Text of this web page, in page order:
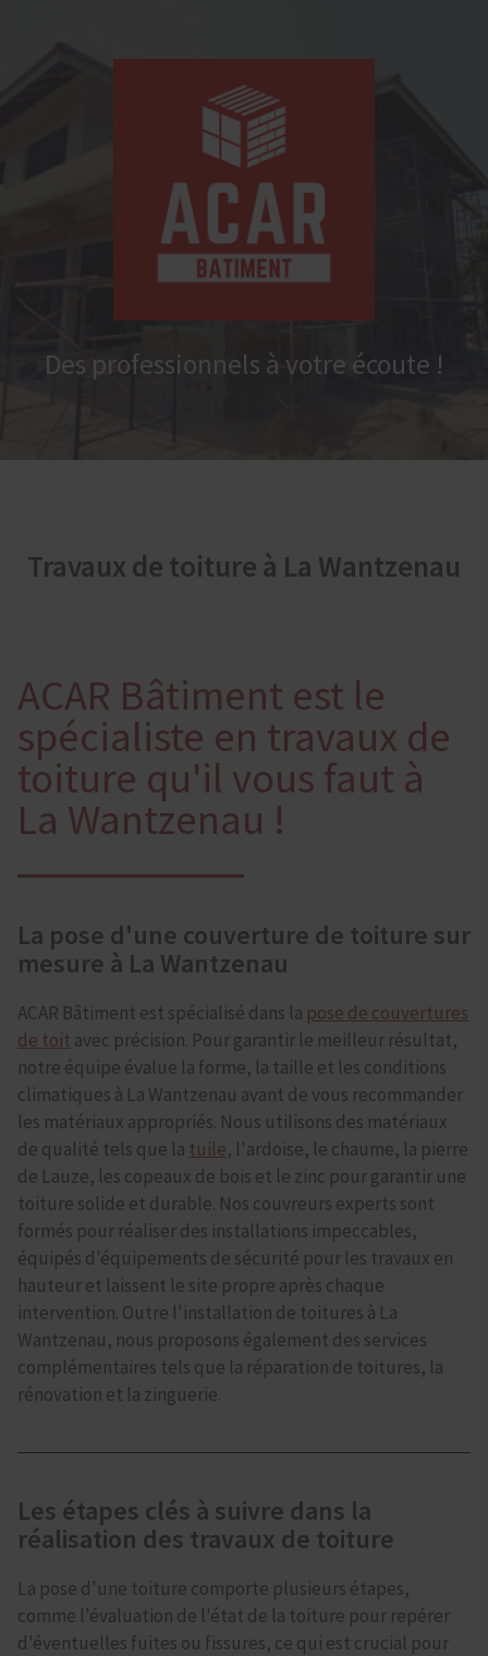
Des professionnels à votre écoute !
Travaux de toiture à La Wantzenau
ACAR Bâtiment est le
spécialiste en travaux de
toiture qu'il vous faut à
La Wantzenau !
La pose d'une couverture de toiture sur
mesure à La Wantzenau
ACAR Bâtiment est spécialisé dans la pose de couvertures
de toit avec précision. Pour garantir le meilleur résultat,
notre équipe évalue la forme, la taille et les conditions
climatiques à La Wantzenau avant de vous recommander
les matériaux appropriés. Nous utilisons des matériaux
de qualité tels que la tuile, l'ardoise, le chaume, la pierre
de Lauze, les copeaux de bois et le zinc pour garantir une
toiture solide et durable. Nos couvreurs experts sont
formés pour réaliser des installations impeccables,
équipés d'équipements de sécurité pour les travaux en
hauteur et laissent le site propre après chaque
intervention. Outre l'installation de toitures à La
Wantzenau, nous proposons également des services
complémentaires tels que la réparation de toitures, la
rénovation et la zinguerie.
Les étapes clés à suivre dans la
réalisation des travaux de toiture
La pose d'une toiture comporte plusieurs étapes,
comme l'évaluation de l'état de la toiture pour repérer
d'éventuelles fuites ou fissures, ce qui est crucial pour